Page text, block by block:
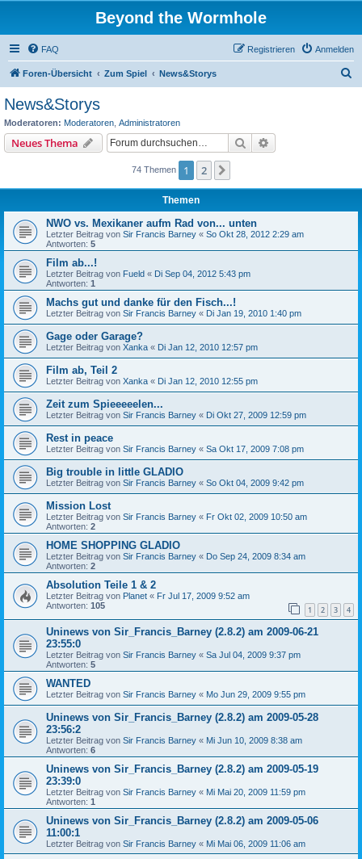
Beyond the Wormhole
FAQ Anmelden
Registrieren
Foren-Übersicht Zum Spiel News&Storys
News&Storys
Moderatoren: Moderatoren Administratoren
Neues Thema Suche
74 Themen 1 2
Themen
NWO vs. Mexikaner aufm Rad von... unten
Letzter Beitrag von Sir Francis Barney « So Okt 28, 2012 2:29 am
Antworten: 5
Film ab...!
Letzter Beitrag von Fueld « Di Sep 04, 2012 5:43 pm
Antworten: 1
Machs gut und danke für den Fisch...!
Letzter Beitrag von Sir Francis Barney « Di Jan 19, 2010 1:40 pm
Gage oder Garage?
Letzter Beitrag von Xanka « Di Jan 12, 2010 12:57 pm
Film ab, Teil 2
Letzter Beitrag von Xanka « Di Jan 12, 2010 12:55 pm
Zeit zum Spieeeeelen...
Letzter Beitrag von Sir Francis Barney « Di Okt 27, 2009 12:59 pm
Rest in peace
Letzter Beitrag von Sir Francis Barney « Sa Okt 17, 2009 7:08 pm
Big trouble in little GLADIO
Letzter Beitrag von Sir Francis Barney « So Okt 04, 2009 9:42 pm
Mission Lost
Letzter Beitrag von Sir Francis Barney « Fr Okt 02, 2009 10:50 am
Antworten: 2
HOME SHOPPING GLADIO
Letzter Beitrag von Sir Francis Barney « Do Sep 24, 2009 8:34 am
Antworten: 2
Absolution Teile 1 & 2
Letzter Beitrag von Planet « Fr Jul 17, 2009 9:52 am
Antworten: 105 1 2 3 4
Uninews von Sir_Francis_Barney (2.8.2) am 2009-06-21
23:55:0
Letzter Beitrag von Sir Francis Barney « Sa Jul 04, 2009 9:37 pm
Antworten: 5
WANTED
Letzter Beitrag von Sir Francis Barney « Mo Jun 29, 2009 9:55 pm
Uninews von Sir_Francis_Barney (2.8.2) am 2009-05-28
23:56:2
Letzter Beitrag von Sir Francis Barney « Mi Jun 10, 2009 8:38 am
Antworten: 6
Uninews von Sir_Francis_Barney (2.8.2) am 2009-05-19
23:39:0
Letzter Beitrag von Sir Francis Barney « Mi Mai 20, 2009 11:59 pm
Antworten: 1
Uninews von Sir_Francis_Barney (2.8.2) am 2009-05-06
11:00:1
Letzter Beitrag von Sir Francis Barney « Mi Mai 06, 2009 11:06 am